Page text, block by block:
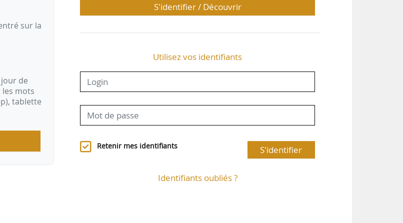
sur la
de
les mots
tablette
S'identifier / Découvrir
Utilisez vos identifiants
Retenir mes identifiants S'identifier
Identifiants oubliés ?